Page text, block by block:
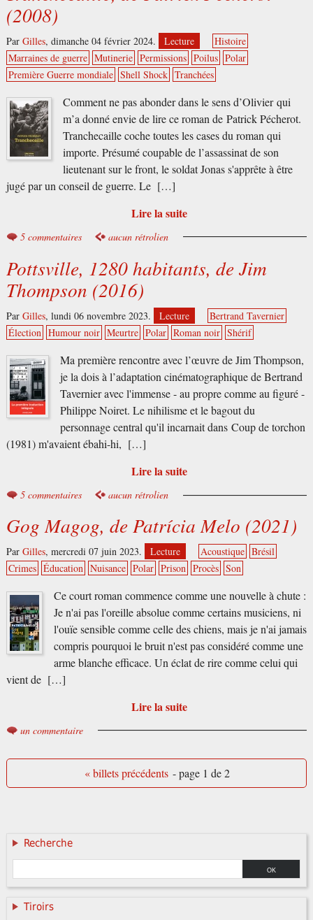
(2008)
Par Gilles, dimanche 04 février 2024. Lecture
Histoire
Marraines de guerre Mutinerie Permissions Poilus Polar
Première Guerre mondiale Shell Shock Tranchées
Comment ne pas abonder dans le sens d’Olivier qui
m’a donné envie de lire ce roman de Patrick Pécherot.
Tranchecaille coche toutes les cases du roman qui
importe. Présumé coupable de l’assassinat de son
lieutenant sur le front, le soldat Jonas s'apprête à être
jugé par un conseil de guerre. Le […]
Lire la suite
5 commentaires aucun rétrolien
Pottsville, 1280 habitants, de Jim
Thompson (2016)
Par Gilles, lundi 06 novembre 2023. Lecture
Bertrand Tavernier
Élection Humour noir Meurtre Polar Roman noir Shérif
Ma première rencontre avec l’œuvre de Jim Thompson,
je la dois à l’adaptation cinématographique de Bertrand
Tavernier avec l'immense - au propre comme au figuré -
Philippe Noiret. Le nihilisme et le bagout du
personnage central qu'il incarnait dans Coup de torchon
(1981) m'avaient ébahi-hi, […]
Lire la suite
5 commentaires aucun rétrolien
Gog Magog, de Patrícia Melo (2021)
Par Gilles, mercredi 07 juin 2023. Lecture Acoustique Brésil
Crimes Éducation Nuisance Polar Prison Procès Son
Ce court roman commence comme une nouvelle à chute :
Je n'ai pas l'oreille absolue comme certains musiciens, ni
l'ouïe sensible comme celle des chiens, mais je n'ai jamais
compris pourquoi le bruit n'est pas considéré comme une
arme blanche efficace. Un éclat de rire comme celui qui
vient de […]
Lire la suite
un commentaire
« billets précédents - page 1 de 2
Recherche
Tiroirs